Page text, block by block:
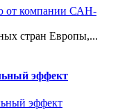
стран Европы,...
эффект